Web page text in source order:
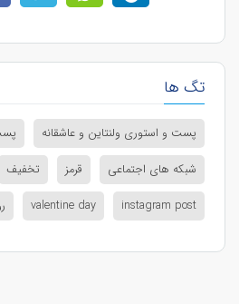
تگ ها
پست و استوری ولنتاین و عاشقانه
شبکه های اجتماعی
قرمز تخفیف
instagram post
valentine day